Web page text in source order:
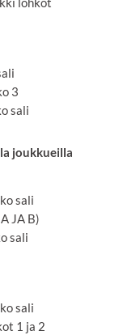
3
sali
joukkueilla
sali
JA B)
sali
sali
1 ja 2